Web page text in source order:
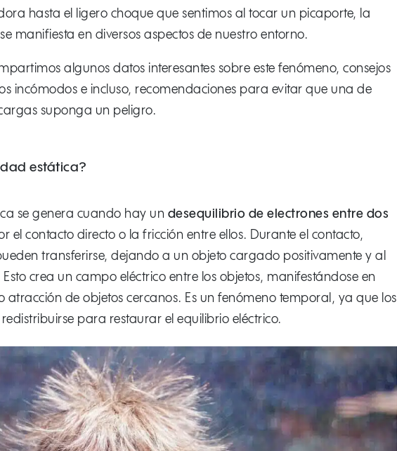
hasta el ligero choque que sentimos al tocar un picaporte, la
manifiesta en diversos aspectos de nuestro entorno.
algunos datos interesantes sobre este fenómeno, consejos
incómodos e incluso, recomendaciones para evitar que una de
suponga un peligro.
estática?
se genera cuando hay un desequilibrio de electrones entre dos
el contacto directo o la fricción entre ellos. Durante el contacto,
transferirse, dejando a un objeto cargado positivamente y al
crea un campo eléctrico entre los objetos, manifestándose en
atracción de objetos cercanos. Es un fenómeno temporal, ya que los
para restaurar el equilibrio eléctrico.